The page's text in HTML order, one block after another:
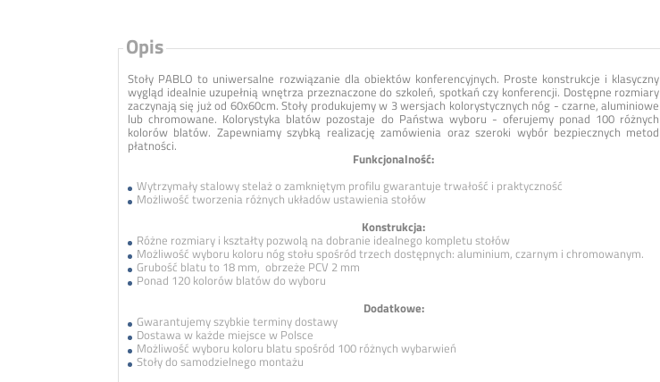
Opis
Stoły PABLO to uniwersalne rozwiązanie dla obiektów konferencyjnych. Proste konstrukcje i klasyczny
wygląd idealnie uzupełnią wnętrza przeznaczone do szkoleń, spotkań czy konferencji. Dostępne rozmiary
zaczynają się już od 60x60cm. Stoły produkujemy w 3 wersjach kolorystycznych nóg - czarne, aluminiowe
lub chromowane. Kolorystyka blatów pozostaje do Państwa wyboru - oferujemy ponad 100 różnych
kolorów blatów. Zapewniamy szybką realizację zamówienia oraz szeroki wybór bezpiecznych metod
płatności.
Funkcjonalność:
Wytrzymały stalowy stelaż o zamkniętym profilu gwarantuje trwałość i praktyczność
Możliwość tworzenia różnych układów ustawienia stołów
Konstrukcja:
Różne rozmiary i kształty pozwolą na dobranie idealnego kompletu stołów
Możliwość wyboru koloru nóg stołu spośród trzech dostępnych: aluminium, czarnym i chromowanym.
Grubość blatu to 18 mm, obrzeże PCV 2 mm
Ponad 120 kolorów blatów do wyboru
Dodatkowe:
Gwarantujemy szybkie terminy dostawy
Dostawa w każde miejsce w Polsce
Możliwość wyboru koloru blatu spośród 100 różnych wybarwień
Stoły do samodzielnego montażu